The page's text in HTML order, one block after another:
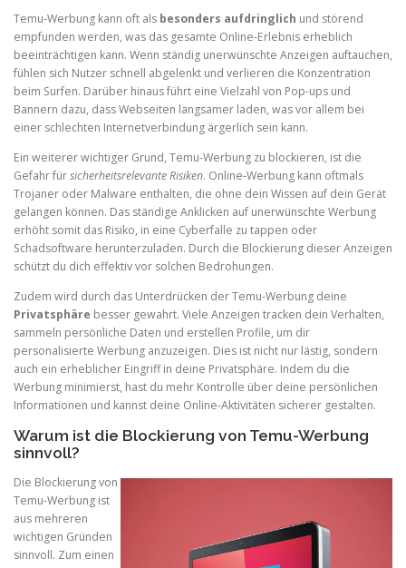
Temu-Werbung kann oft als besonders aufdringlich und störend
empfunden werden, was das gesamte Online-Erlebnis erheblich
beeinträchtigen kann. Wenn ständig unerwünschte Anzeigen auftauchen,
fühlen sich Nutzer schnell abgelenkt und verlieren die Konzentration
beim Surfen. Darüber hinaus führt eine Vielzahl von Pop-ups und
Bannern dazu, dass Webseiten langsamer laden, was vor allem bei
einer schlechten Internetverbindung ärgerlich sein kann.
Ein weiterer wichtiger Grund, Temu-Werbung zu blockieren, ist die
Gefahr fürsicherheitsrelevante Risiken. Online-Werbung kann oftmals
Trojaner oder Malware enthalten, die ohne dein Wissen auf dein Gerät
gelangen können. Das ständige Anklicken auf unerwünschte Werbung
erhöht somit das Risiko, in eine Cyberfalle zu tappen oder
Schadsoftware herunterzuladen. Durch die Blockierung dieser Anzeigen
schützt du dich effektiv vor solchen Bedrohungen.
Zudem wird durch das Unterdrücken der Temu-Werbung deine
Privatsphäre besser gewahrt. Viele Anzeigen tracken dein Verhalten,
sammeln persönliche Daten und erstellen Profile, um dir
personalisierte Werbung anzuzeigen. Dies ist nicht nur lästig, sondern
auch ein erheblicher Eingriff in deine Privatsphäre. Indem du die
Werbung minimierst, hast du mehr Kontrolle über deine persönlichen
Informationen und kannst deine Online-Aktivitäten sicherer gestalten.
Warum ist die Blockierung von Temu-Werbung
sinnvoll?
Die Blockierung von
Temu-Werbung ist
aus mehreren
wichtigen Gründen
sinnvoll. Zum einen